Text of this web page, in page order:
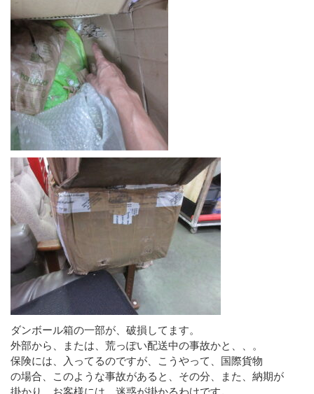
ダンボール箱の一部が、破損してます。
外部から、または、荒っぽい配送中の事故かと、、。
保険には、入ってるのですが、こうやって、国際貨物
の場合、このような事故があると、その分、また、納期が
掛かり、お客様には、迷惑が掛かるわけです。